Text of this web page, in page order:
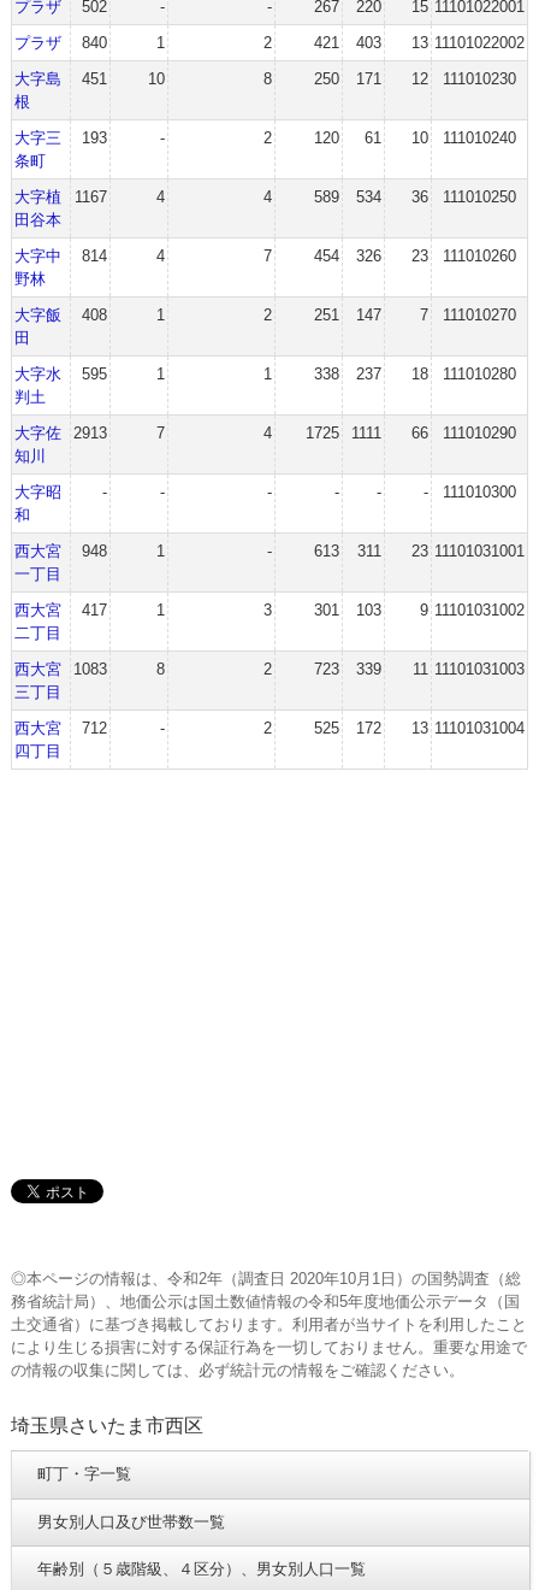
プラザ 502 - - 267 220 15 11101022001
プラザ
840 1 2 421 403 13 11101022002
大字島
根
451 10 8 250 171 12 111010230
大字三
条町
193 - 2 120 61 10 111010240
大字植
田谷本
1167 4 4 589 534 36 111010250
大字中
野林
814 4 7 454 326 23 111010260
大字飯
田
408 1 2 251 147 7 111010270
大字水
判土
595 1 1 338 237 18 111010280
大字佐
知川
2913 7 4 1725 1111 66 111010290
大字昭
和
- - - - - - 111010300
西大宮
一丁目
948 1 - 613 311 23 11101031001
西大宮
二丁目
417 1 3 301 103 9 11101031002
西大宮
三丁目
1083 8 2 723 339 11 11101031003
西大宮
四丁目
712 - 2 525 172 13 11101031004
◎本ページの情報は、令和2年（調査日 2020年10月1日）の国勢調査（総
務省統計局）、地価公示は国土数値情報の令和5年度地価公示データ（国
土交通省）に基づき掲載しております。利用者が当サイトを利用したこと
により生じる損害に対する保証行為を一切しておりません。重要な用途で
の情報の収集に関しては、必ず統計元の情報をご確認ください。
埼玉県さいたま市西区
町丁・字一覧
男女別人口及び世帯数一覧
年齢別（５歳階級、４区分）、男女別人口一覧